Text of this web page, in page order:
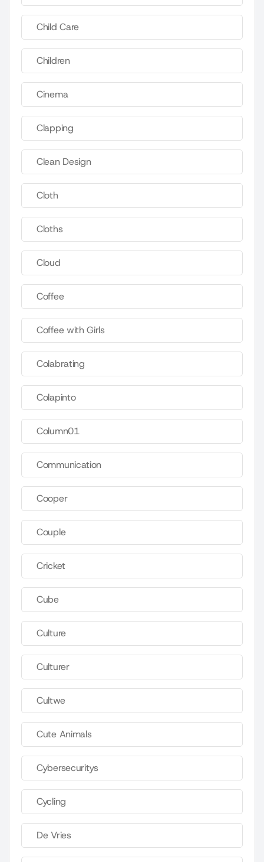
Child Care
Children
Cinema
Clapping
Clean Design
Cloth
Cloths
Cloud
Coffee
Coffee with Girls
Colabrating
Colapinto
Column01
Communication
Cooper
Couple
Cricket
Cube
Culture
Culturer
Cultwe
Cute Animals
Cybersecuritys
Cycling
De Vries